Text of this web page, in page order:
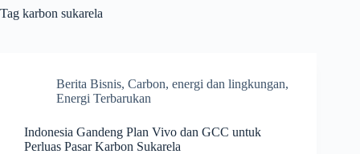
Tag karbon sukarela
Berita Bisnis, Carbon, energi dan lingkungan,
Energi Terbarukan
Indonesia Gandeng Plan Vivo dan GCC untuk
Perluas Pasar Karbon Sukarela